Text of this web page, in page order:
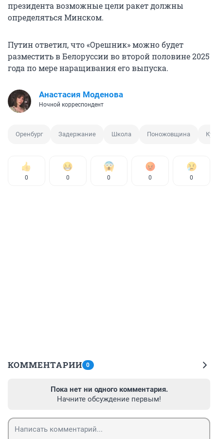
президента возможные цели ракет должны
определяться Минском.
Путин ответил, что «Орешник» можно будет
разместить в Белоруссии во второй половине 2025
года по мере наращивания его выпуска.
Анастасия Моденова
Ночной корреспондент
Оренбург Задержание Школа Поножовщина
0 0 0 0 0
КОММЕНТАРИИ 0
Пока нет ни одного комментария.
Начните обсуждение первым!